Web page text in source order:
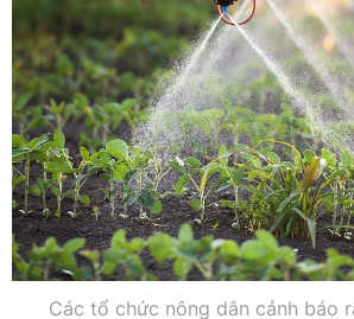
Các tổ chức nông dân cảnh báo